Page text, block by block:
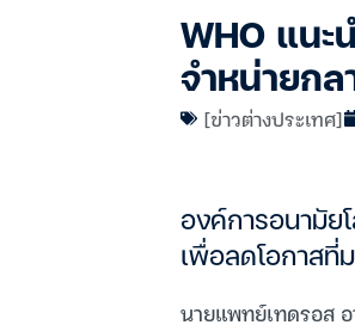
WHO แนะ
จำหน่ายกล
[ข่าวต่างประเทศ]
องค์การอนามัย
เพื่อลดโอกาสที่
นายแพทย์เทดรอส